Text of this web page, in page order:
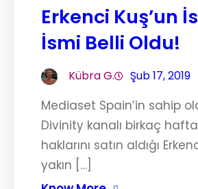
Erkenci Kuş’un
İsmi Belli Oldu!
Kübra G. Şub 17, 2019
Mediaset Spain’in sahip
Divinity kanalı birkaç
haklarını satın aldığı
yakın […]